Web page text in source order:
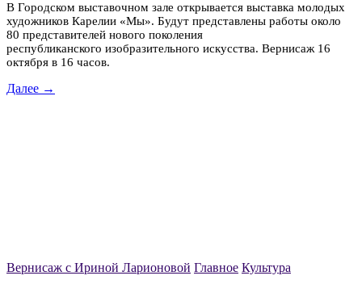
В Городском выставочном зале открывается выставка молодых
художников Карелии «Мы». Будут представлены работы около
80 представителей нового поколения
республиканского изобразительного искусства. Вернисаж 16
октября в 16 часов.
Далее →
Вернисаж с Ириной Ларионовой Главное Культура